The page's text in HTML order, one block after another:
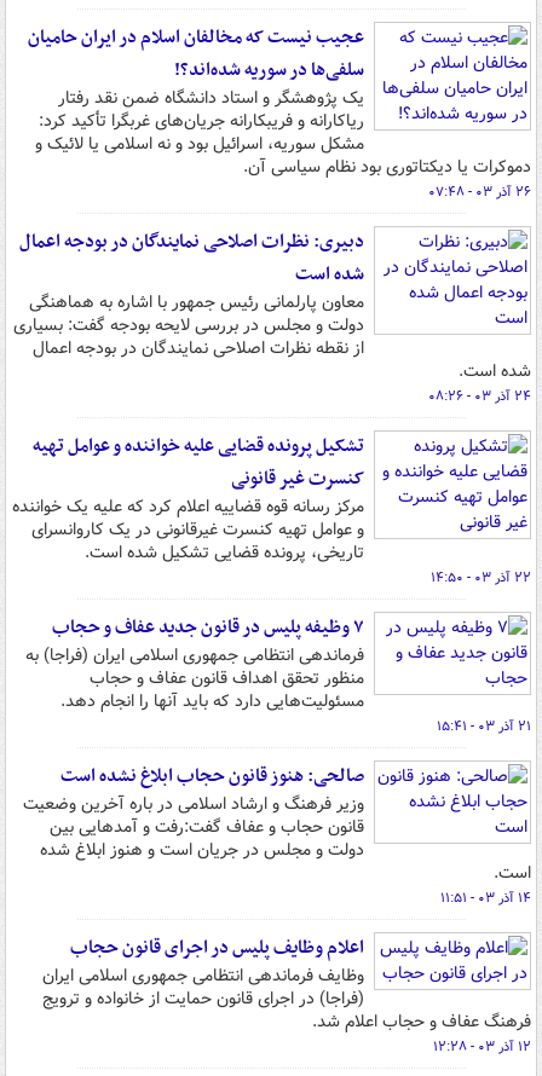
عجیب نیست که مخالفان اسلام در ایران حامیان
سلفی‌ها در سوریه شده‌اند؟!
یک پژوهشگر و استاد دانشگاه ضمن نقد رفتار
ریاکارانه و فریبکارانه جریان‌های غربگرا تأکید کرد:
مشکل سوریه، اسرائیل بود و نه اسلامی یا لائیک و
دموکرات یا دیکتاتوری بود نظام سیاسی آن.
۲۶ آذر ۰۳ - ۰۷:۴۸
دبیری: نظرات اصلاحی نمایندگان در بودجه اعمال
شده است
معاون پارلمانی رئیس جمهور با اشاره به هماهنگی
دولت و مجلس در بررسی لایحه بودجه گفت: بسیاری
از نقطه نظرات اصلاحی نمایندگان در بودجه اعمال
شده است.
۲۴ آذر ۰۳ - ۰۸:۲۶
تشکیل پرونده قضایی علیه خواننده و عوامل تهیه
کنسرت غیر قانونی
مرکز رسانه قوه قضاییه اعلام کرد که علیه یک خواننده
و عوامل تهیه کنسرت غیرقانونی در یک کاروانسرای
تاریخی، پرونده قضایی تشکیل شده است.
۲۲ آذر ۰۳ - ۱۴:۵۰
۷ وظیفه پلیس در قانون جدید عفاف و حجاب
فرماندهی انتظامی جمهوری اسلامی ایران (فراجا) به
منظور تحقق اهداف قانون عفاف و حجاب
مسئولیت‌هایی دارد که باید آنها را انجام دهد.
۲۱ آذر ۰۳ - ۱۵:۴۱
صالحی: هنوز قانون حجاب ابلاغ نشده است
وزیر فرهنگ و ارشاد اسلامی در باره آخرین وضعیت
قانون حجاب و عفاف گفت:رفت و آمدهایی بین
دولت و مجلس در جریان است و هنوز ابلاغ شده
است.
۱۴ آذر ۰۳ - ۱۱:۵۱
اعلام وظایف پلیس در اجرای قانون حجاب
وظایف فرماندهی انتظامی جمهوری اسلامی ایران
(فراجا) در اجرای قانون حمایت از خانواده و ترویج
فرهنگ عفاف و حجاب اعلام شد.
۱۲ آذر ۰۳ - ۱۲:۲۸